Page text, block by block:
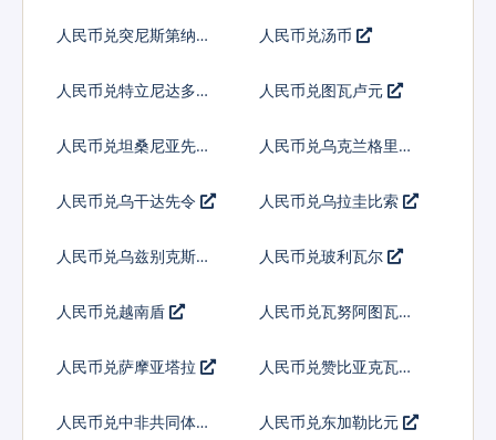
人民币兑突尼斯第纳尔 人民币兑汤币
人民币兑特立尼达多巴
人民币兑图瓦卢元
人民币兑坦桑尼亚先令
人民币兑乌克兰格里夫
人民币兑乌干达先令 人民币兑乌拉圭比索
人民币兑乌兹别克斯坦
人民币兑玻利瓦尔
人民币兑越南盾 人民币兑瓦努阿图瓦图
人民币兑萨摩亚塔拉 人民币兑赞比亚克瓦查
人民币兑中非共同体法 人民币兑东加勒比元